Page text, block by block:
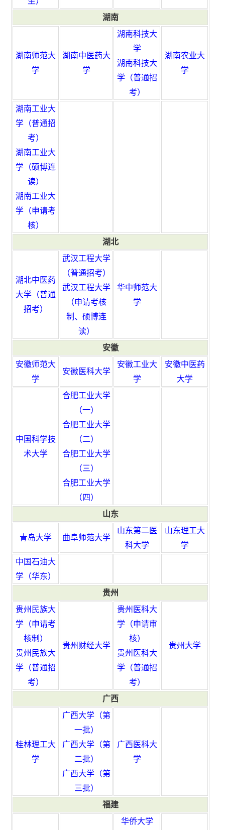
湖南
湖南师范大
学
湖南中医药大
学
湖南科技大
学
湖南科技大
学（普通招
考）
湖南农业大
学
湖南工业大
学（普通招
考）
湖南工业大
学（硕博连
读）
湖南工业大
学（申请考
核）
湖北
湖北中医药
大学（普通
招考）
武汉工程大学
（普通招考）
武汉工程大学
（申请考核
制、硕博连
读）
华中师范大
学
安徽
安徽师范大
学
安徽医科大学
安徽工业大
学
安徽中医药
大学
中国科学技
术大学
合肥工业大学
（一）
合肥工业大学
（二）
合肥工业大学
（三）
合肥工业大学
（四）
山东
青岛大学 曲阜师范大学
山东第二医
科大学
山东理工大
学
中国石油大
学（华东）
贵州
贵州民族大
学（申请考
核制）
贵州民族大
学（普通招
考）
贵州财经大学
贵州医科大
学（申请审
核）
贵州医科大
学（普通招
考）
贵州大学
广西
桂林理工大
学
广西大学（第
一批）
广西大学（第
二批）
广西大学（第
三批）
广西医科大
学
福建
华侨大学